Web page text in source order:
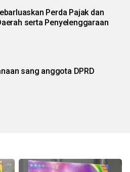
Perda Pajak dan
serta Penyelenggaraan
sang anggota DPRD